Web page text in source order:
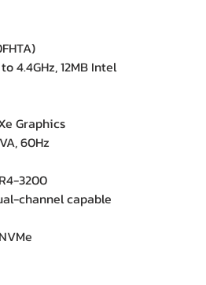
4.4GHz, 12MB Intel
Graphics
60Hz
3200
channel capable